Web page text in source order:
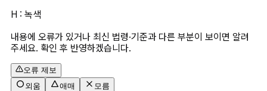
H : 녹색
내용에 오류가 있거나 최신 법령·기준과 다른 부분이 보이면 알려
주세요. 확인 후 반영하겠습니다.
오류 제보
외움
애매
모름